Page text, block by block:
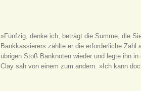
»Fünfzig, denke ich, beträgt die Summe, die
Bankkassierers zählte er die erforderliche
übrigen Stoß Banknoten wieder und legte ihn
Clay sah von einem zum andern. »Ich kann